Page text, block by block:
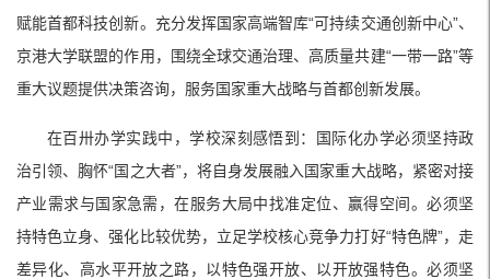
赋能首都科技创新。充分发挥国家高端智库“可持续交通创新中心”、
京港大学联盟的作用，围绕全球交通治理、高质量共建“一带一路”等
重大议题提供决策咨询，服务国家重大战略与首都创新发展。
在百卅办学实践中，学校深刻感悟到：国际化办学必须坚持政
治引领、胸怀“国之大者”，将自身发展融入国家重大战略，紧密对接
产业需求与国家急需，在服务大局中找准定位、赢得空间。必须坚
持特色立身、强化比较优势，立足学校核心竞争力打好“特色牌”，走
差异化、高水平开放之路，以特色强开放、以开放强特色。必须坚